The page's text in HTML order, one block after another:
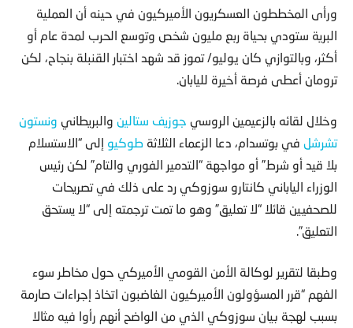
ورأى المخططون العسكريون الأميركيون في حينه أن العملية
البرية ستودي بحياة ربع مليون شخص وتوسع الحرب لمدة عام أو
أكثر، وبالتوازي كان يوليو/ تموز قد شهد اختبار القنبلة بنجاح، لكن
ترومان أعطى فرصة أخيرة لليابان.
وخلال لقائه بالزعيمين الروسي جوزيف ستالين والبريطاني ونستون
تشرشل في بوتسدام، دعا الزعماء الثلاثة طوكيو إلى “الاستسلام
بلا قيد أو شرط” أو مواجهة “التدمير الفوري والتام” لكن رئيس
الوزراء الياباني كانتارو سوزوكي رد على ذلك في تصريحات
للصحفيين قائلا “لا تعليق” وهو ما تمت ترجمته إلى “لا يستحق
التعليق”.
وطبقا لتقرير لوكالة الأمن القومي الأميركي حول مخاطر سوء
الفهم “قرر المسؤولون الأميركيون الغاضبون اتخاذ إجراءات صارمة
بسبب لهجة بيان سوزوكي الذي من الواضح أنهم رأوا فيه مثالا